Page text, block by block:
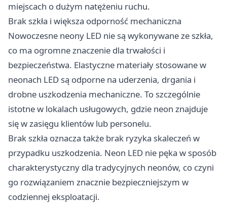
miejscach o dużym natężeniu ruchu.
Brak szkła i większa odporność mechaniczna
Nowoczesne neony LED nie są wykonywane ze szkła,
co ma ogromne znaczenie dla trwałości i
bezpieczeństwa. Elastyczne materiały stosowane w
neonach LED są odporne na uderzenia, drgania i
drobne uszkodzenia mechaniczne. To szczególnie
istotne w lokalach usługowych, gdzie neon znajduje
się w zasięgu klientów lub personelu.
Brak szkła oznacza także brak ryzyka skaleczeń w
przypadku uszkodzenia. Neon LED nie pęka w sposób
charakterystyczny dla tradycyjnych neonów, co czyni
go rozwiązaniem znacznie bezpieczniejszym w
codziennej eksploatacji.